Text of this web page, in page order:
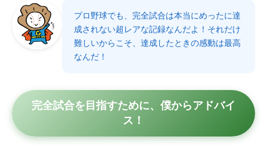
プロ野球でも、完全試合は本当にめったに達
成されない超レアな記録なんだよ！それだけ
難しいからこそ、達成したときの感動は最高
なんだ！
完全試合を目指すために、僕からアドバイ
ス！